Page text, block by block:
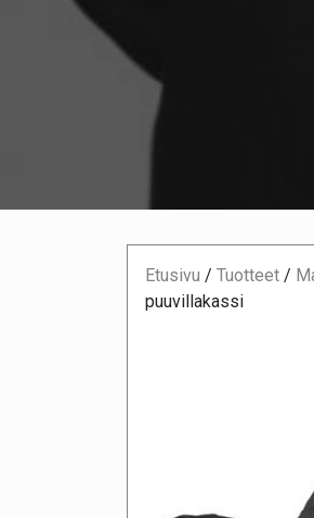
Etusivu / Tuotteet /
puuvillakassi